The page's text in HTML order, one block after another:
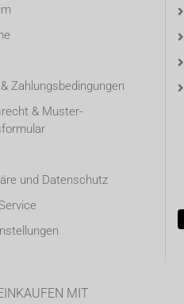
Zahlungsbedingungen
& Muster-
und Datenschutz
MIT